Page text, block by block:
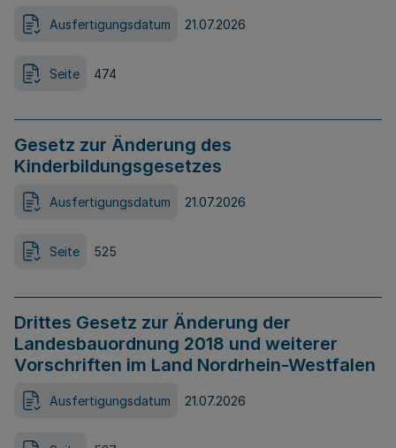
Ausfertigungsdatum 21.07.2026
Seite 474
Gesetz zur Änderung des
Kinderbildungsgesetzes
Ausfertigungsdatum 21.07.2026
Seite 525
Drittes Gesetz zur Änderung der
Landesbauordnung 2018 und weiterer
Vorschriften im Land Nordrhein-Westfalen
Ausfertigungsdatum 21.07.2026